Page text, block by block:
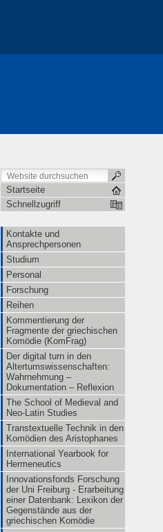
Startseite
Schnellzugriff
Kontakte und
Ansprechpersonen
Studium
Personal
Forschung
Reihen
Kommentierung der
Fragmente der griechischen
Komödie (KomFrag)
Der digital turn in den
Altertumswissenschaften:
Wahrnehmung –
Dokumentation – Reflexion
The School of Medieval and
Neo-Latin Studies
Transtextuelle Technik in den
Komödien des Aristophanes
International Yearbook for
Hermeneutics
Innovationsfonds Forschung
der Uni Freiburg - Erarbeitung
einer Datenbank: Lexikon der
Gegenstände aus der
griechischen Komödie